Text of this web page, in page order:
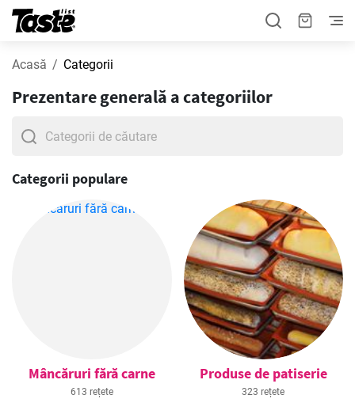
Acasă Categorii
Prezentare generală a categoriilor
Categorii populare
Mâncăruri fără carne
613 rețete
Produse de patiserie
323 rețete